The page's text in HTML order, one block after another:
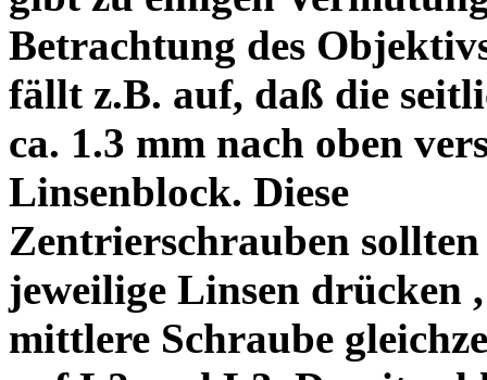
Betrachtung des
fällt z.B. auf, daß die
ca. 1.3 mm nach oben
Linsenblock. Diese
Zentrierschrauben
jeweilige Linsen drücken
mittlere Schraube